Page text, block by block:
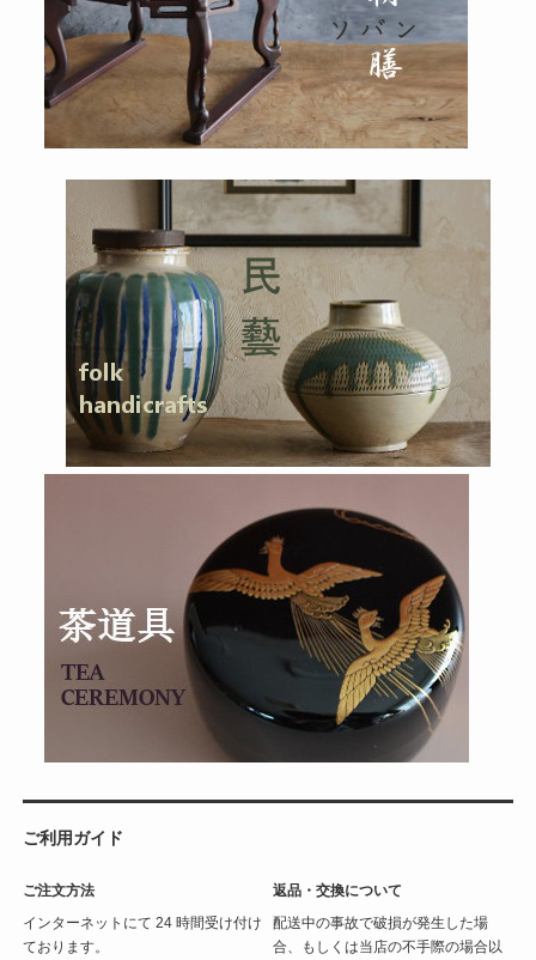
ご利用ガイド
ご注文方法
インターネットにて 24 時間受け付け
ております。
返品・交換について
配送中の事故で破損が発生した場
合、もしくは当店の不手際の場合以